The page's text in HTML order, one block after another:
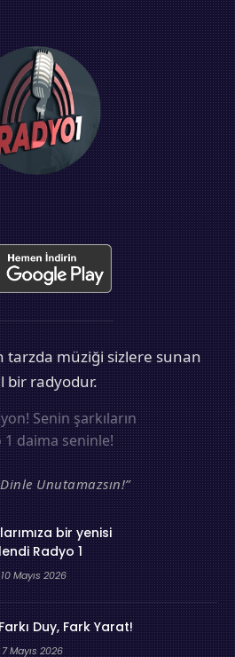
tarzda müziği sizlere sunan
bir radyodur.
Senin şarkıların
1 daima seninle!
Unutamazsın!”
bir yenisi
Radyo 1
10 Mayıs 2026
Duy, Fark Yarat!
7 Mayıs 2026